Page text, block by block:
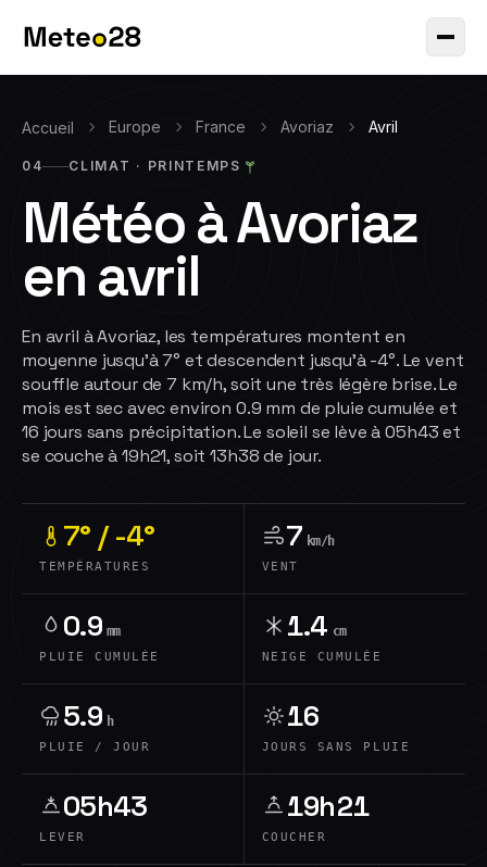
Accueil Europe France Avoriaz Avril
04 CLIMAT · PRINTEMPS
Météo àAvoriaz
enavril
En avril à Avoriaz, les températures montent en
moyenne jusqu'à 7° et descendent jusqu'à -4°. Le vent
souffle autour de 7 km/h, soit une très légère brise. Le
mois est sec avec environ 0.9 mm de pluie cumulée et
16 jours sans précipitation. Le soleil se lève à 05h43 et
se couche à 19h21, soit 13h38 de jour.
7° / -4°
TEMPÉRATURES
7 km/h
VENT
0.9 mm
PLUIE CUMULÉE
1.4 cm
NEIGE CUMULÉE
5.9 h
PLUIE / JOUR
16
JOURS SANS PLUIE
05h43
LEVER
19h21
COUCHER